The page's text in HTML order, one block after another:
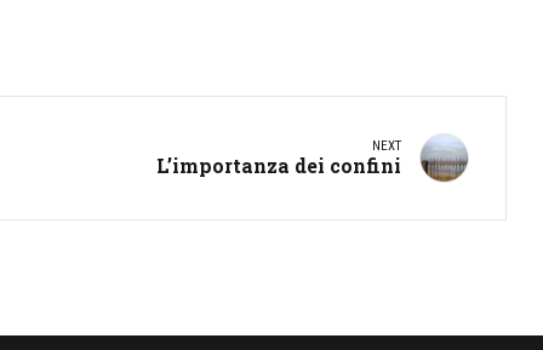
NEXT
L’importanza dei confini